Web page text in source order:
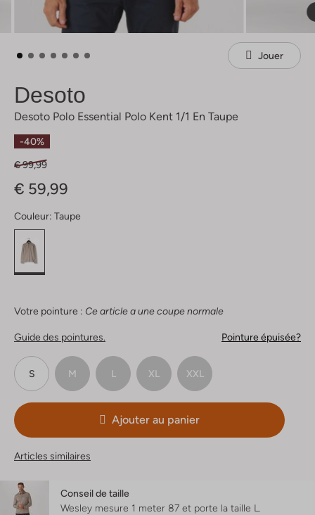
Jouer
Desoto
Desoto Polo Essential Polo Kent 1/1 En Taupe
-40%
€ 99,99
€ 59,99
Couleur: Taupe
Votre pointure : Ce article a une coupe normale
Guide des pointures. Pointure épuisée?
S M L XL XXL
Ajouter au panier
Articles similaires
Conseil de taille
Wesley mesure 1 meter 87 et porte la taille L.